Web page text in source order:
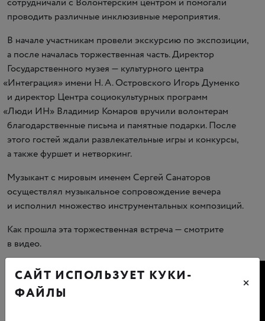
проводить различные инклюзивные мероприятия.
В начале участникам провели экскурсию по экспозиции,
а после началась торжественная часть. Директор
Государственного музея — культурного центра
«Интеграция» имени Н. А. ОстровскогоИгорь Думенко
и директор Центра социокультурных программ
«Люди ИН» Владимир Комаров вручили волонтерам
благодарственные письма и памятные подарки. После
этого гостей ждали развлекательные игры и конкурсы,
а также фуршет и нетворкинг.
Музыкант с мировым именем Сергей Санаторов
осуществлял музыкальное сопровождение вечера
и исполнил множество инструментальных композиций.
Как прошла эта торжественная встреча — смотрите
в видео.
САЙТ ИСПОЛЬЗУЕТ КУКИ-
ФАЙЛЫ
×